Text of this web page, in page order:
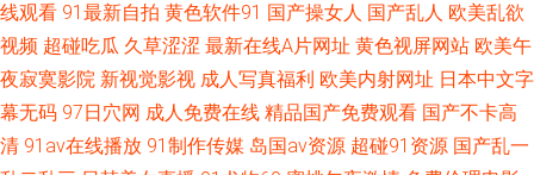
韩日电影在线 婷婷五月花91zonho 俺去颜色官网 巨ru系列中文字幕 婷婷丁
费的电影 日韩无码欧美性爱一区二区 91视频最新地址 火狐电影 三级AV网站
线观看 91最新自拍 黄色软件91 国产操女人 国产乱人 欧美乱欲
视频 超碰吃瓜 久草涩涩 最新在线A片网址 黄色视屏网站 欧美午
夜寂寞影院 新视觉影视 成人写真福利 欧美内射网址 日本中文字
幕无码 97日穴网 成人免费在线 精品国产免费观看 国产不卡高
清 91av在线播放 91制作传媒 岛国av资源 超碰91资源 国产乱一